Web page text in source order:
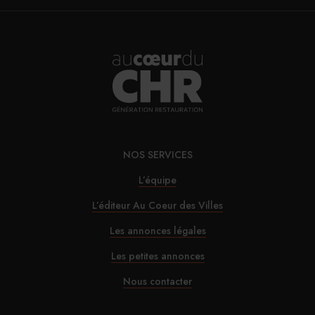
restaurateurs et des commerçants et artisans de bouche
animant les centres-villes et créant de la richesse
économique, sociale et culturelle ? »
formule passera au travers des fourches caudines du
NOS SERVICES
L’équipe
L’éditeur Au Coeur des Villes
Les annonces légales
Les petites annonces
Nous contacter